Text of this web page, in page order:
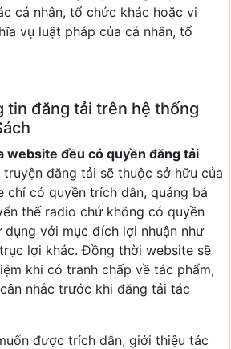
cá nhân, tổ chức khác hoặc vi
vụ luật pháp của cá nhân, tổ
tin đăng tải trên hệ thống
website đều có quyền đăng tải
truyện đăng tải sẽ thuộc sở hữu của
chỉ có quyền trích dẫn, quảng bá
thế radio chứ không có quyền
với mục đích lợi nhuận như
lợi khác. Đồng thời website sẽ
khi có tranh chấp về tác phẩm,
nhắc trước khi đăng tải tác
được trích dẫn, giới thiệu tác